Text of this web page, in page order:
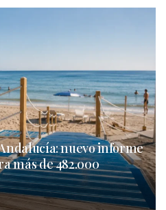
nuevo informe
más de 482.000